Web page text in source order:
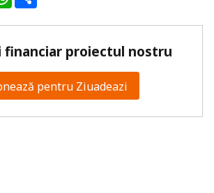
financiar proiectul nostru
pentru Ziuadeazi